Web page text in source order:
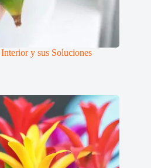
y sus Soluciones